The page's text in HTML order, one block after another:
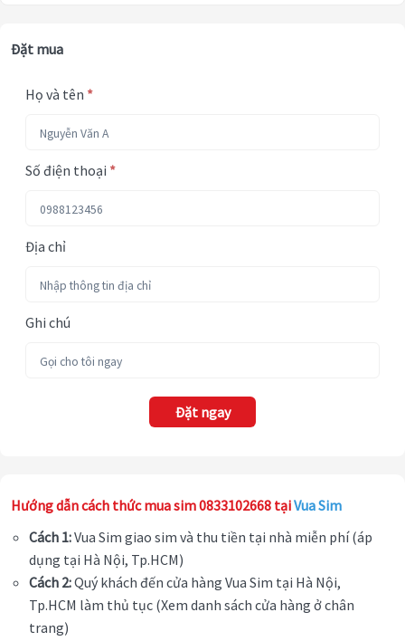
Đặt mua
Họ và tên *
Số điện thoại *
Địa chỉ
Ghi chú
Đặt ngay
Hướng dẫn cách thức mua sim 0833102668 tạiVua Sim
Cách 1:Vua Sim giao sim và thu tiền tại nhà miễn phí (áp
dụng tại Hà Nội, Tp.HCM)
Cách 2:Quý khách đến cửa hàng Vua Sim tại Hà Nội,
Tp.HCM làm thủ tục (Xem danh sách cửa hàng ở chân
trang)